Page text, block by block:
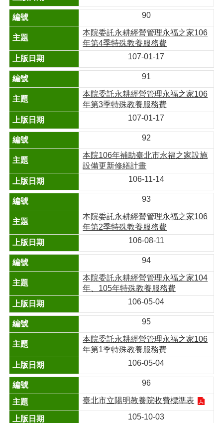
90
本院委託永耕經營管理永福之家106
年第4季特殊教養服務費
107-01-17
91
本院委託永耕經營管理永福之家106
年第3季特殊教養服務費
107-01-17
92
本院106年補助臺北市永福之家設施
設備更新修繕計畫
106-11-14
93
本院委託永耕經營管理永福之家106
年第2季特殊教養服務費
106-08-11
94
本院委託永耕經營管理永福之家104
年、105年特殊教養服務費
106-05-04
95
本院委託永耕經營管理永福之家106
年第1季特殊教養服務費
106-05-04
96
臺北市立陽明教養院收費標準表
105-10-03